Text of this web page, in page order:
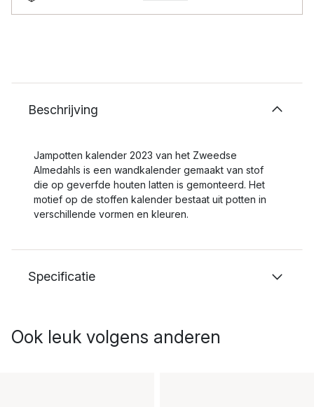
Beschrijving
Jampotten kalender 2023 van het Zweedse
Almedahls is een wandkalender gemaakt van stof
die op geverfde houten latten is gemonteerd. Het
motief op de stoffen kalender bestaat uit potten in
verschillende vormen en kleuren.
Specificatie
Ook leuk volgens anderen